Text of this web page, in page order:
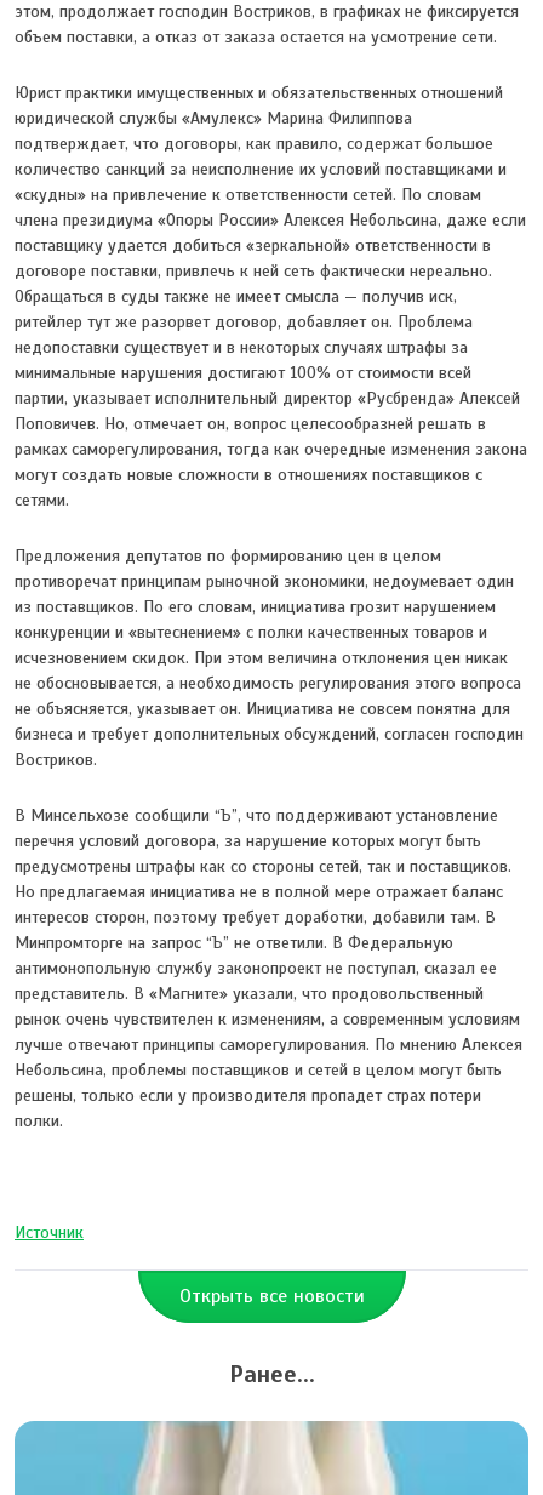
этом, продолжает господин Востриков, в графиках не фиксируется
объем поставки, а отказ от заказа остается на усмотрение сети.
Юрист практики имущественных и обязательственных отношений
юридической службы «Амулекс» Марина Филиппова
подтверждает, что договоры, как правило, содержат большое
количество санкций за неисполнение их условий поставщиками и
«скудны» на привлечение к ответственности сетей. По словам
члена президиума «Опоры России» Алексея Небольсина, даже если
поставщику удается добиться «зеркальной» ответственности в
договоре поставки, привлечь к ней сеть фактически нереально.
Обращаться в суды также не имеет смысла — получив иск,
ритейлер тут же разорвет договор, добавляет он. Проблема
недопоставки существует и в некоторых случаях штрафы за
минимальные нарушения достигают 100% от стоимости всей
партии, указывает исполнительный директор «Русбренда» Алексей
Поповичев. Но, отмечает он, вопрос целесообразней решать в
рамках саморегулирования, тогда как очередные изменения закона
могут создать новые сложности в отношениях поставщиков с
сетями.
Предложения депутатов по формированию цен в целом
противоречат принципам рыночной экономики, недоумевает один
из поставщиков. По его словам, инициатива грозит нарушением
конкуренции и «вытеснением» с полки качественных товаров и
исчезновением скидок. При этом величина отклонения цен никак
не обосновывается, а необходимость регулирования этого вопроса
не объясняется, указывает он. Инициатива не совсем понятна для
бизнеса и требует дополнительных обсуждений, согласен господин
Востриков.
В Минсельхозе сообщили “Ъ”, что поддерживают установление
перечня условий договора, за нарушение которых могут быть
предусмотрены штрафы как со стороны сетей, так и поставщиков.
Но предлагаемая инициатива не в полной мере отражает баланс
интересов сторон, поэтому требует доработки, добавили там. В
Минпромторге на запрос “Ъ” не ответили. В Федеральную
антимонопольную службу законопроект не поступал, сказал ее
представитель. В «Магните» указали, что продовольственный
рынок очень чувствителен к изменениям, а современным условиям
лучше отвечают принципы саморегулирования. По мнению Алексея
Небольсина, проблемы поставщиков и сетей в целом могут быть
решены, только если у производителя пропадет страх потери
полки.
Источник
Открыть все новости
Ранее...